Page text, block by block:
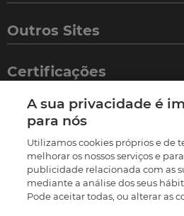
Outros Sites
Certificações
A sua privacidade é
para nós
Utilizamos cookies próprios e de
melhorar os nossos serviços e
publicidade relacionada com as
mediante a análise dos seus
Pode aceitar todas, ou alterar as